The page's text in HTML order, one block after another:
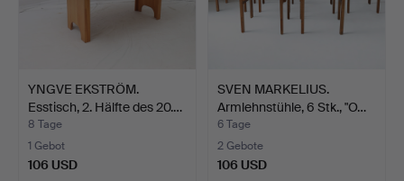
YNGVE EKSTRÖM.
Esstisch, 2. Hälfte des 20.…
8 Tage
1 Gebot
106 USD
SVEN MARKELIUS.
Armlehnstühle, 6 Stk., "O…
6 Tage
2 Gebote
106 USD